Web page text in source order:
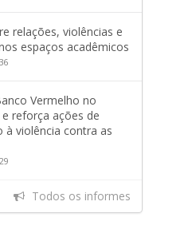
relações, violências e
espaços acadêmicos
Vermelho no
reforça ações de
à violência contra as
Todos os informes